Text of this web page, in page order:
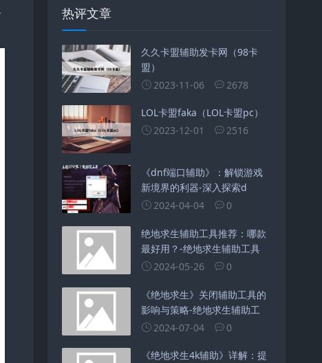
热评文章
久久卡盟辅助发卡网（98卡
盟）
2023-11-06
2678
LOL卡盟faka（LOL卡盟pc）
2023-12-01
2516
《dnf端口辅助》：解锁游戏
新境界的利器-深入探索d
2024-04-04
0
绝地求生辅助工具推荐：哪款
最好用？-绝地求生辅助工具
2024-05-26
0
《绝地求生》关闭辅助工具的
影响与策略-绝地求生辅助工
2024-07-04
0
《绝地求生4k辅助》详解：提